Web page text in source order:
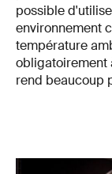
possible
environnement
température
obligatoirement
rend beaucoup